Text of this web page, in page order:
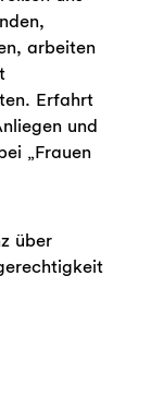
arbeiten
Erfahrt
und
„Frauen